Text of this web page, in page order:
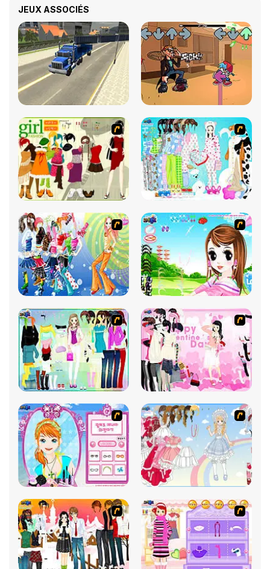
JEUX ASSOCIÉS